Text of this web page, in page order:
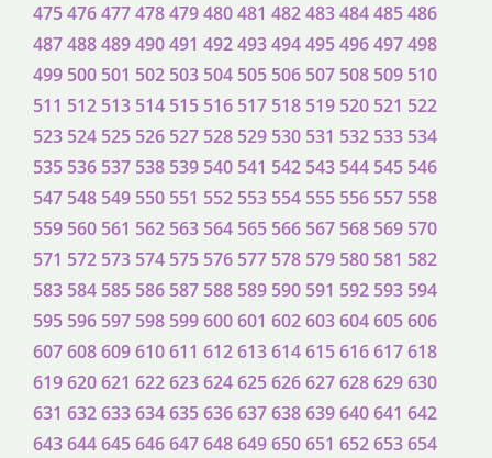
475476477478479480481 482483484485486
487488489490491 492493494495496497498
499 500 501 502 503 504 505 506 507 508 509 510
511 512 513 514 515 516 517 518 519 520 521 522
523 524 525 526 527 528 529 530 531 532 533 534
535 536 537 538 539 540 541 542 543 544 545 546
547 548 549 550 551 552 553 554 555 556 557 558
559 560 561 562 563 564 565 566 567 568 569 570
571 572 573 574 575 576 577 578 579 580 581 582
583 584 585 586 587 588 589 590 591 592 593 594
595 596 597 598 599600601 602603604605606
607608609610611 612613614615616617618
619620621 622623624625626627628629630
631 632633634635636637638639640641 642
643644645646647648649650651 652653654